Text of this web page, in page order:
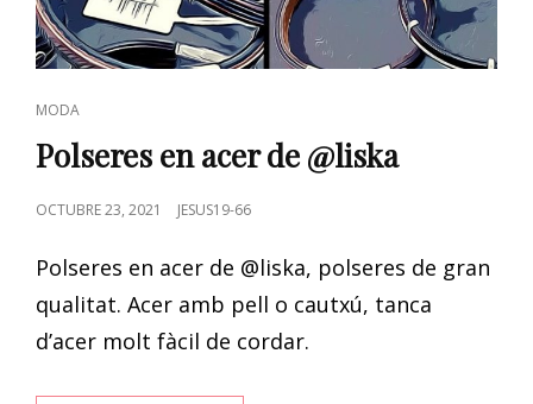
CAT
LINKS
MODA
Polseres en acer de @liska
POSTED
OCTUBRE 23, 2021 JESUS19-66
Polseres en acer de @liska, polseres de gran
qualitat. Acer amb pell o cautxú, tanca
d’acer molt fàcil de cordar.